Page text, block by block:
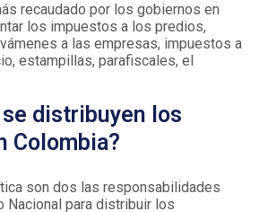
recaudado por los gobiernos en
los impuestos a los predios,
a las empresas, impuestos a
estampillas, parafiscales, el
se distribuyen los
Colombia?
son dos las responsabilidades
Nacional para distribuir los